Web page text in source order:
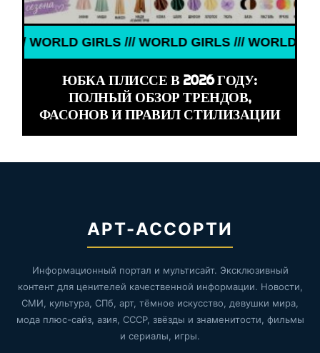
GIRLS /// WORLD GIRLS /// WORLD GIRLS ///
ЮБКА ПЛИССЕ В 2026 ГОДУ:
ПОЛНЫЙ ОБЗОР ТРЕНДОВ,
ФАСОНОВ И ПРАВИЛ СТИЛИЗАЦИИ
АРТ-АССОРТИ
Информационный портал и мультисайт. Эксклюзивный
контент для ценителей качественной информации. Новости,
СМИ, культура, СПб, арт, тёмное искусство, девушки мира,
мода плюс-сайз, азия, СССР, звёзды и знаменитости, фильмы
и сериалы, игры.